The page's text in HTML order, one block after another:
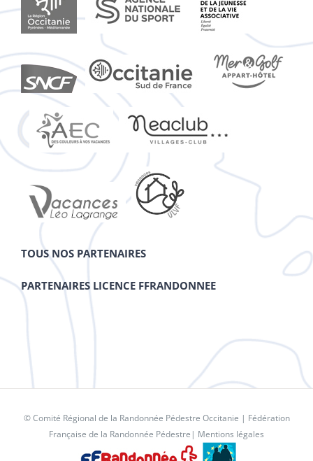
TOUS NOS PARTENAIRES
PARTENAIRES LICENCE FFRANDONNEE
© Comité Régional de la Randonnée Pédestre Occitanie | Fédération
Française de la Randonnée Pédestre | Mentions légales